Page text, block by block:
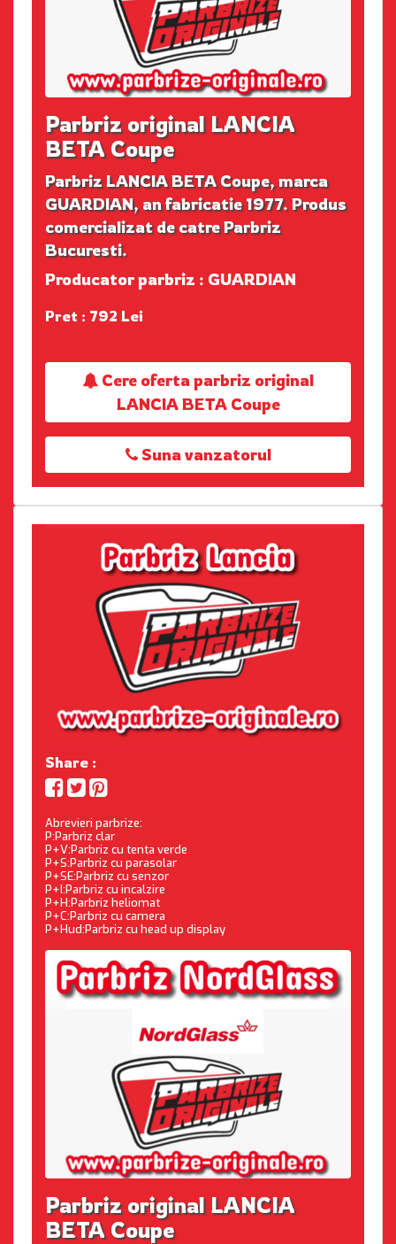
Parbriz original LANCIA
BETA Coupe
Parbriz LANCIA BETA Coupe, marca
GUARDIAN, an fabricatie 1977. Produs
comercializat de catre Parbriz
Bucuresti.
Producator parbriz : GUARDIAN
Pret : 792 Lei
Cere oferta parbriz original
LANCIA BETA Coupe
Suna vanzatorul
Share :
Abrevieri parbrize:
P:Parbriz clar
P+V:Parbriz cu tenta verde
P+S:Parbriz cu parasolar
P+SE:Parbriz cu senzor
P+I:Parbriz cu incalzire
P+H:Parbriz heliomat
P+C:Parbriz cu camera
P+Hud:Parbriz cu head up display
Parbriz original LANCIA
BETA Coupe